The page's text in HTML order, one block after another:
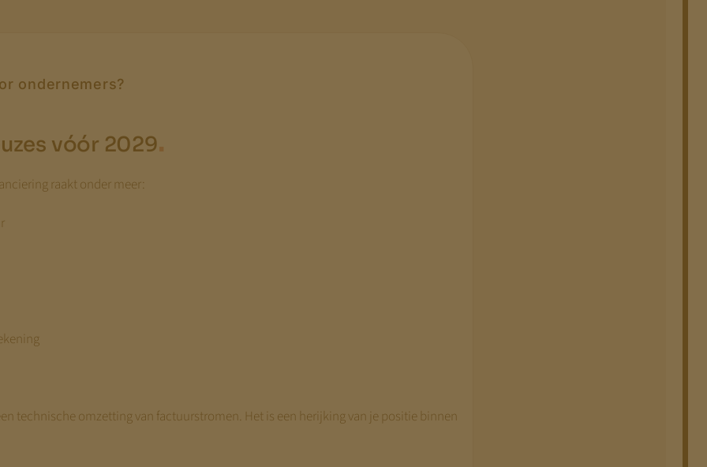
ondernemers?
vóór 2029.
raakt onder meer:
technische omzetting van factuurstromen. Het is een herijking van je positie binnen